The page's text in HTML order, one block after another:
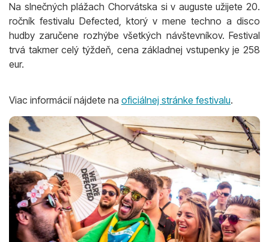
Na slnečných plážach Chorvátska si v auguste užijete 20.
ročník festivalu Defected, ktorý v mene techno a disco
hudby zaručene rozhýbe všetkých návštevníkov. Festival
trvá takmer celý týždeň, cena základnej vstupenky je 258
eur.
Viac informácií nájdete na oficiálnej stránke festivalu.